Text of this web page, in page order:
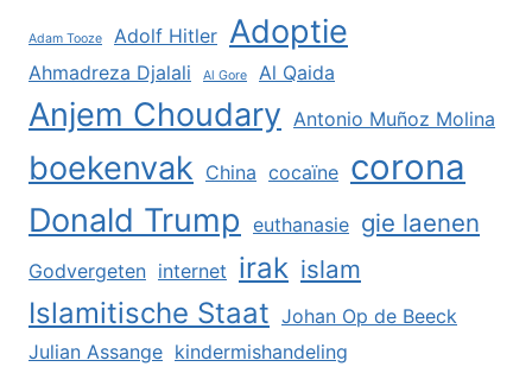
Adam Tooze Adolf Hitler Adoptie
Ahmadreza Djalali Al Gore Al Qaida
Anjem Choudary Antonio Muñoz Molina
boekenvak China cocaïne corona
Donald Trump euthanasie gie laenen
Godvergeten internet irak islam
Islamitische Staat Johan Op de Beeck
Julian Assange kindermishandeling